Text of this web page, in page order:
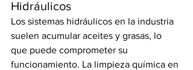
Hidráulicos
Los sistemas hidráulicos en la industria
suelen acumular aceites y grasas, lo
que puede comprometer su
funcionamiento. La limpieza química en